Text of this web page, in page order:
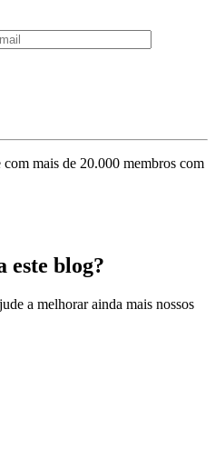
mais de 20.000 membros com
este blog?
a melhorar ainda mais nossos